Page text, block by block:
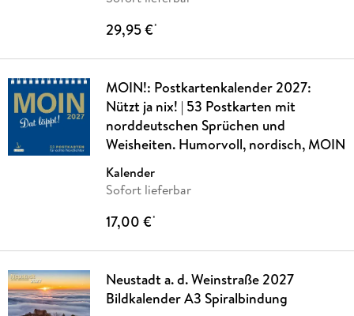
29,95 €*
MOIN!: Postkartenkalender 2027:
Nützt ja nix! | 53 Postkarten mit
norddeutschen Sprüchen und
Weisheiten. Humorvoll, nordisch, MOIN
Kalender
Sofort lieferbar
17,00 €*
Neustadt a. d. Weinstraße 2027
Bildkalender A3 Spiralbindung